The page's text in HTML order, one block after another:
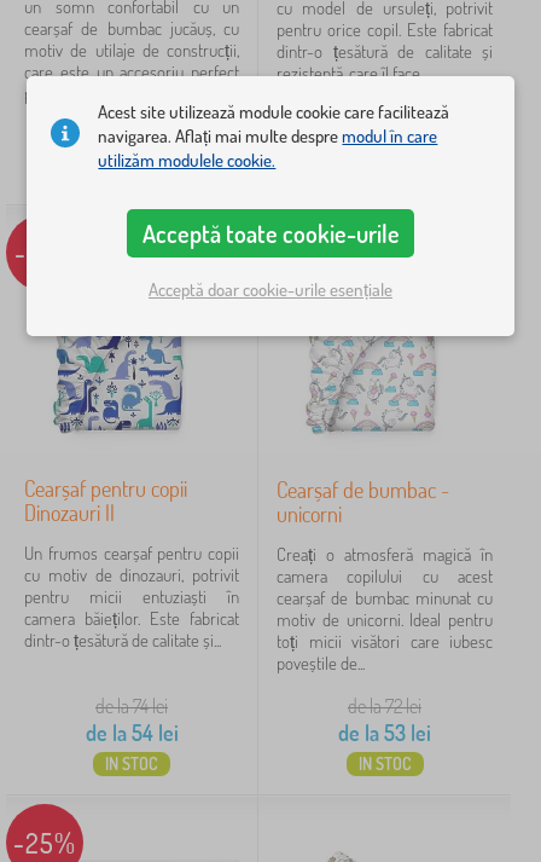
120x60 cm
13
160x70 cm
11
afișează
mai
multe >
Opțiuni adiționale
cu bandă elastică
funcțional
21
impermeabil
21
bumbac
77
100% bavlna
36
100% cotton
4
vrchní vrstva: 100% bambus - Bambusová viskóza 100%;
Culoare
un somn confortabil cu un
cearșaf de bumbac jucăuș, cu
motiv de utilaje de construcții,
care este un accesoriu perfect
pentru...
de la82lei
IN STOC
cu model de ursuleți, potrivit
pentru orice copil. Este fabricat
dintr-o țesătură de calitate și
rezistentă, care îl face...
de la 72lei
de la53lei
-27%
Cearșaf pentru copii
Dinozauri II
Un frumos cearșaf pentru copii
cu motiv de dinozauri, potrivit
pentru micii entuziaști în
camera băieților. Este fabricat
dintr-o țesătură de calitate și...
de la 74lei
de la54lei
IN STOC
-26%
Cearșaf de bumbac -
unicorni
Creați o atmosferă magică în
camera copilului cu acest
cearșaf de bumbac minunat cu
motiv de unicorni. Ideal pentru
toți micii visători care iubesc
poveștile de...
de la 72lei
de la53 lei
IN STOC
-25%
Acest site utilizează module cookie care facilitează
navigarea. Aflați mai multe despremodul în care
utilizăm modulele cookie.
Acceptă toate cookie-urile
Acceptă doar cookie-urile esențiale